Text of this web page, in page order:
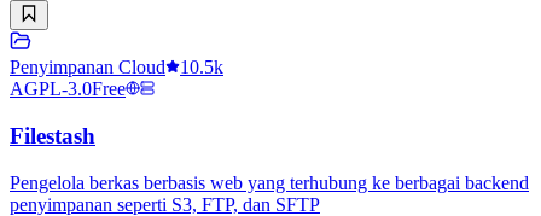
Penyimpanan Cloud
10.5k
AGPL-3.0Free
Filestash
Pengelola berkas berbasis web yang terhubung ke berbagai backend
penyimpanan seperti S3, FTP, dan SFTP